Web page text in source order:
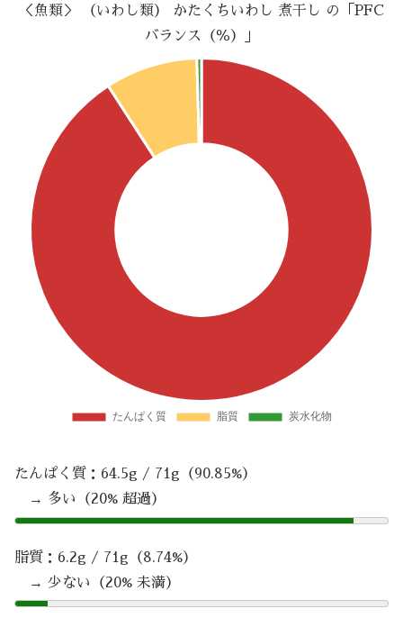
＜魚類＞ （いわし類） かたくちいわし 煮干し の「PFC
バランス（％）」
たんぱく質：64.5g / 71g（90.85%）
→ 多い（20% 超過）
脂質：6.2g / 71g（8.74%）
→ 少ない（20% 未満）